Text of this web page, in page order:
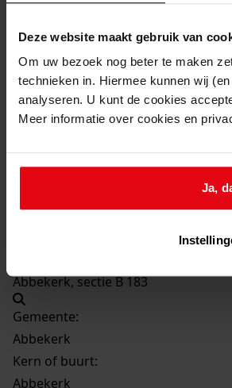
Deze website maakt gebruik van
Om uw bezoek nog beter te maken
technieken in. Hiermee kunnen wij
analyseren. U kunt de cookies
Meer informatie over cookies en
Ja,
Datum vergunning:
10-06-1952
Adres:
Abbekerk A 3
Nieuw adres:
Abbekerk, sectie B 183
Gemeente:
Abbekerk
Kern of buurt:
Abbekerk